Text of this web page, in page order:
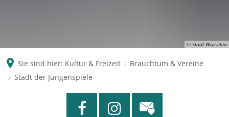
© Stadt Würselen
Sie sind hier: Kultur & Freizeit
Brauchtum & Vereine
Stadt der Jungenspiele